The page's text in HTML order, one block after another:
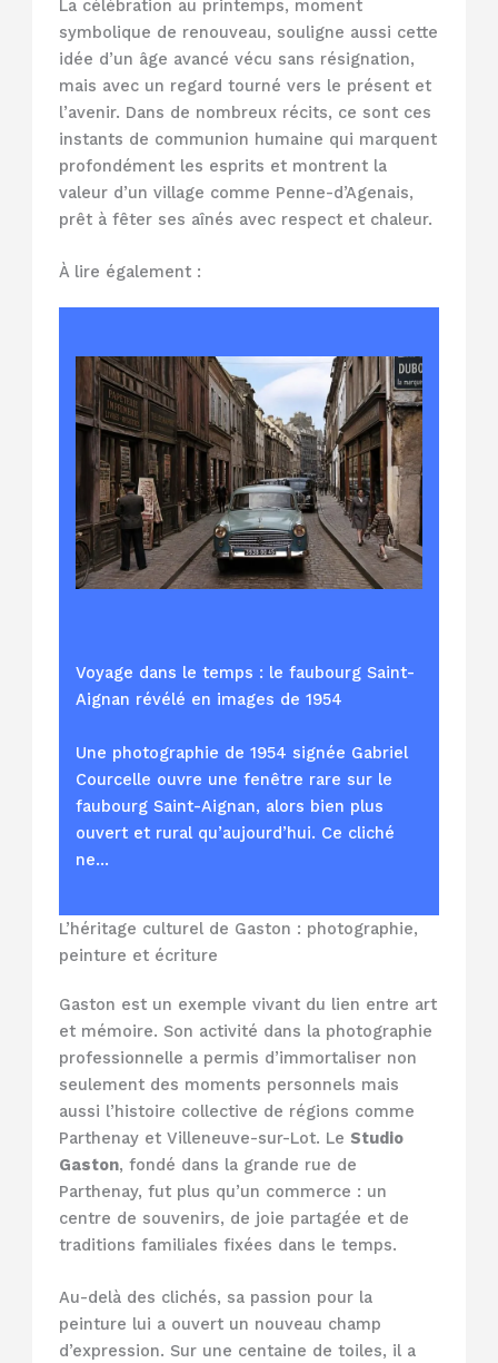
La célébration au printemps, moment
symbolique de renouveau, souligne aussi cette
idée d’un âge avancé vécu sans résignation,
mais avec un regard tourné vers le présent et
l’avenir. Dans de nombreux récits, ce sont ces
instants de communion humaine qui marquent
profondément les esprits et montrent la
valeur d’un village comme Penne-d’Agenais,
prêt à fêter ses aînés avec respect et chaleur.
À lire également :
Voyage dans le temps : le faubourg Saint-
Aignan révélé en images de 1954
Une photographie de 1954 signée Gabriel
Courcelle ouvre une fenêtre rare sur le
faubourg Saint-Aignan, alors bien plus
ouvert et rural qu’aujourd’hui. Ce cliché
ne…
L’héritage culturel de Gaston : photographie,
peinture et écriture
Gaston est un exemple vivant du lien entre art
et mémoire. Son activité dans la photographie
professionnelle a permis d’immortaliser non
seulement des moments personnels mais
aussi l’histoire collective de régions comme
Parthenay et Villeneuve-sur-Lot. Le Studio
Gaston, fondé dans la grande rue de
Parthenay, fut plus qu’un commerce : un
centre de souvenirs, de joie partagée et de
traditions familiales fixées dans le temps.
Au-delà des clichés, sa passion pour la
peinture lui a ouvert un nouveau champ
d’expression. Sur une centaine de toiles, il a